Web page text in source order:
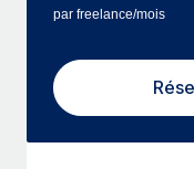
par freelance/mois